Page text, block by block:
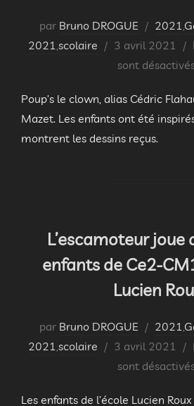
par Bruno DROGUE 2021
2021 scolaire
Publié
le
3 avril 2021
sont
Poup’s le clown, alias Cédric
Mazet. Les enfants ont été
montrent les dessins reçus.
L’escamoteur joue
enfants de Ce2-
Lucien
par Bruno DROGUE 2021
2021 scolaire
Publié
le
3 avril 2021
sont
Les enfants de l’école Lucien